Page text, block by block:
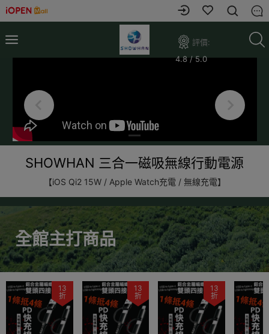
評價:
4.8 / 5.0
SHOWHAN 三合一磁吸無線行動電源
【iOS Qi2 15W / Apple Watch充電 / 無線充電】
全館主打商品
13
折
13
折
13
折